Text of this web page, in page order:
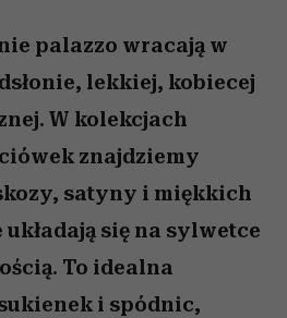
palazzo wracają w
lekkiej, kobiecej
W kolekcjach
znajdziemy
satyny i miękkich
się na sylwetce
To idealna
i spódnic,